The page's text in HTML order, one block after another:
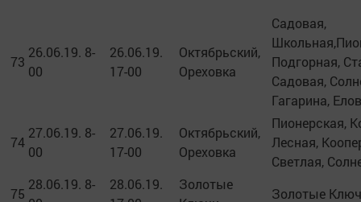
73
26.06.19. 8-
00
26.06.19.
17-00
Октябрьский,
Ореховка
Садовая,
Подгорная,
Садовая,
Гагарина,
74
27.06.19. 8-
00
27.06.19.
17-00
Октябрьский,
Ореховка
Пионерская,
Лесная,
Светлая,
75
28.06.19. 8-
28.06.19.
Золотые
Золотые